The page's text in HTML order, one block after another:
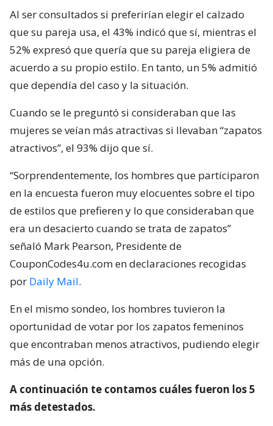
Al ser consultados si preferirían elegir el calzado
que su pareja usa, el 43% indicó que sí, mientras el
52% expresó que quería que su pareja eligiera de
acuerdo a su propio estilo. En tanto, un 5% admitió
que dependía del caso y la situación.
Cuando se le preguntó si consideraban que las
mujeres se veían más atractivas si llevaban “zapatos
atractivos”, el 93% dijo que sí.
“Sorprendentemente, los hombres que participaron
en la encuesta fueron muy elocuentes sobre el tipo
de estilos que prefieren y lo que consideraban que
era un desacierto cuando se trata de zapatos”
señaló Mark Pearson, Presidente de
CouponCodes4u.com en declaraciones recogidas
por Daily Mail.
En el mismo sondeo, los hombres tuvieron la
oportunidad de votar por los zapatos femeninos
que encontraban menos atractivos, pudiendo elegir
más de una opción.
A continuación te contamos cuáles fueron los 5
más detestados.